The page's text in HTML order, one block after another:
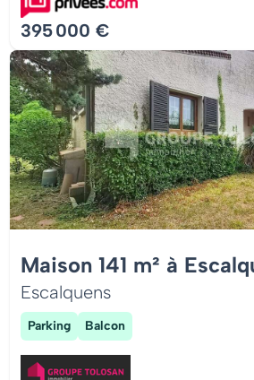
395 000 €
Maison 141 m² à
Escalquens
Parking Balcon